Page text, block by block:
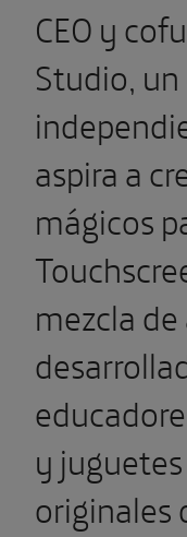
CEO y
Studio,
aspira a
mágicos
mezcla
y
originales